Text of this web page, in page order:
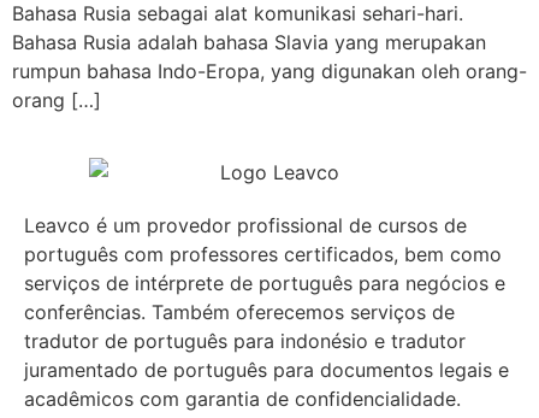
Bahasa Rusia sebagai alat komunikasi sehari-hari.
Bahasa Rusia adalah bahasa Slavia yang merupakan
rumpun bahasa Indo-Eropa, yang digunakan oleh orang-
orang […]
Leavco é um provedor profissional de cursos de
português com professores certificados, bem como
serviços de intérprete de português para negócios e
conferências. Também oferecemos serviços de
tradutor de português para indonésio e tradutor
juramentado de português para documentos legais e
acadêmicos com garantia de confidencialidade.